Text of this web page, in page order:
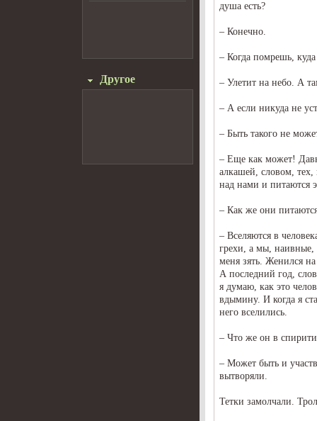
Другое
душа есть?
– Конечно.
– Когда помрешь, куда
– Улетит на небо. А
– А если никуда не
– Быть такого не
– Еще как может!
алкашей, словом, тех,
над нами и питаются
– Как же они
– Вселяются в
грехи, а мы, наивные,
меня зять. Женился
А последний год,
я думаю, как это
вдымину. И когда я
него вселились.
– Что же он в
– Может быть и
вытворяли.
Тетки замолчали.